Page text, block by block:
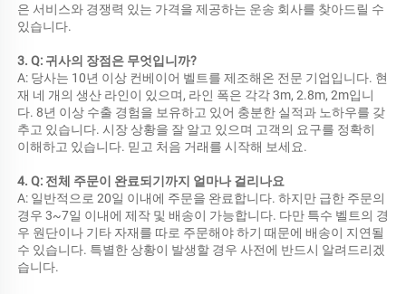
은 서비스와 경쟁력 있는 가격을 제공하는 운송 회사를 찾아드릴 수
있습니다.
3. Q: 귀사의 장점은 무엇입니까?
A: 당사는 10년 이상 컨베이어 벨트를 제조해온 전문 기업입니다. 현
재 네 개의 생산 라인이 있으며, 라인 폭은 각각 3m, 2.8m, 2m입니
다. 8년 이상 수출 경험을 보유하고 있어 충분한 실적과 노하우를 갖
추고 있습니다. 시장 상황을 잘 알고 있으며 고객의 요구를 정확히
이해하고 있습니다. 믿고 처음 거래를 시작해 보세요.
4. Q: 전체 주문이 완료되기까지 얼마나 걸리나요
A: 일반적으로 20일 이내에 주문을 완료합니다. 하지만 급한 주문의
경우 3~7일 이내에 제작 및 배송이 가능합니다. 다만 특수 벨트의 경
우 원단이나 기타 자재를 따로 주문해야 하기 때문에 배송이 지연될
수 있습니다. 특별한 상황이 발생할 경우 사전에 반드시 알려드리겠
습니다.